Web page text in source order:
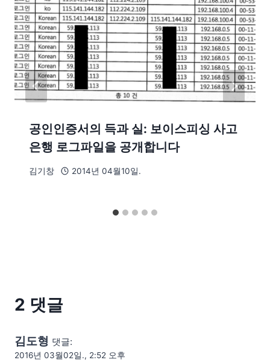
공인인증서의 득과 실: 보이스피싱 사고
은행 로그파일을 공개합니다
김기창 2014년 04월10일.
2 댓글
김도형 댓글:
2016년 03월02일., 2:52 오후